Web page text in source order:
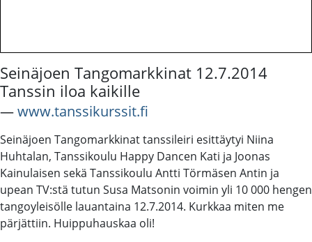
Seinäjoen Tangomarkkinat 12.7.2014
Tanssin iloa kaikille
―www.tanssikurssit.fi
Seinäjoen Tangomarkkinat tanssileiri esittäytyi Niina
Huhtalan, Tanssikoulu Happy Dancen Kati ja Joonas
Kainulaisen sekä Tanssikoulu Antti Törmäsen Antin ja
upean TV:stä tutun Susa Matsonin voimin yli 10 000 hengen
tangoyleisölle lauantaina 12.7.2014. Kurkkaa miten me
pärjättiin. Huippuhauskaa oli!